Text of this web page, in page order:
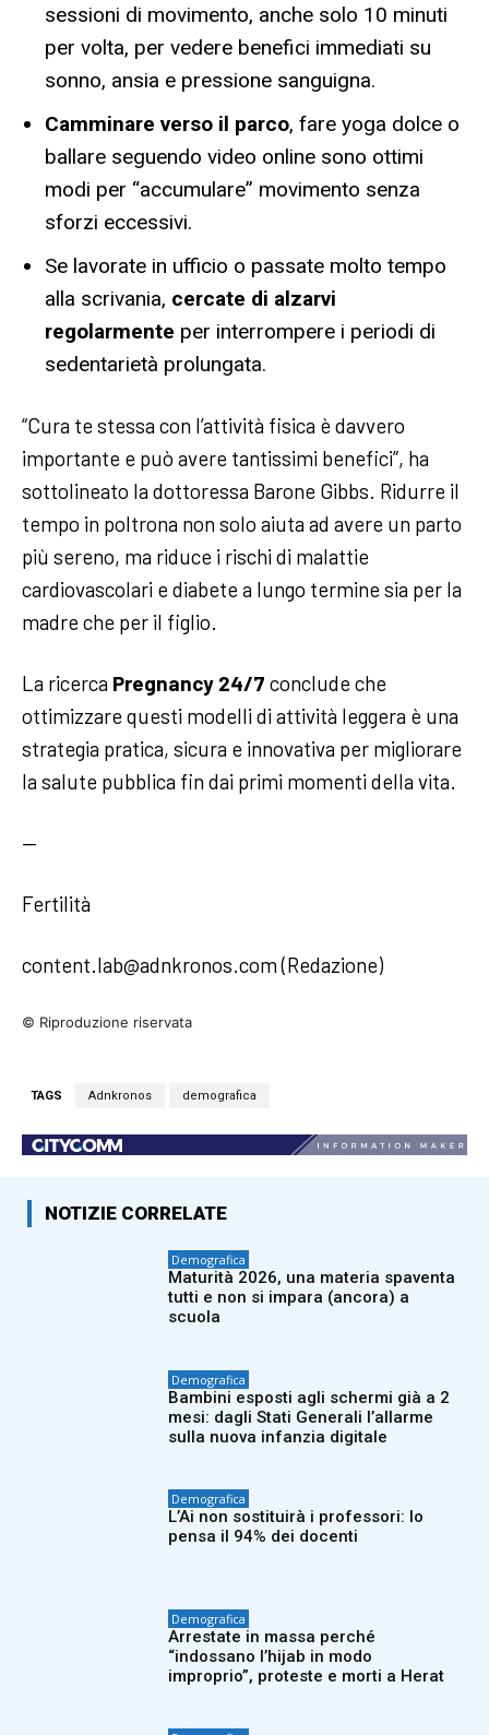
sessioni di movimento, anche solo 10 minuti
per volta, per vedere benefici immediati su
sonno, ansia e pressione sanguigna.
Camminare verso il parco, fare yoga dolce o
ballare seguendo video online sono ottimi
modi per “accumulare” movimento senza
sforzi eccessivi.
Se lavorate in ufficio o passate molto tempo
alla scrivania, cercate di alzarvi
regolarmente per interrompere i periodi di
sedentarietà prolungata.
“Cura te stessa con l’attività fisica è davvero
importante e può avere tantissimi benefici”, ha
sottolineato la dottoressa Barone Gibbs. Ridurre il
tempo in poltrona non solo aiuta ad avere un parto
più sereno, ma riduce i rischi di malattie
cardiovascolari e diabete a lungo termine sia per la
madre che per il figlio.
La ricerca Pregnancy 24/7 conclude che
ottimizzare questi modelli di attività leggera è una
strategia pratica, sicura e innovativa per migliorare
la salute pubblica fin dai primi momenti della vita.
—
Fertilità
content.lab@adnkronos.com (Redazione)
© Riproduzione riservata
TAGS Adnkronos demografica
NOTIZIE CORRELATE
Demografica
Maturità 2026, una materia spaventa
tutti e non si impara (ancora) a
scuola
Demografica
Bambini esposti agli schermi già a 2
mesi: dagli Stati Generali l’allarme
sulla nuova infanzia digitale
Demografica
L’Ai non sostituirà i professori: lo
pensa il 94% dei docenti
Demografica
Arrestate in massa perché
“indossano l’hijab in modo
improprio”, proteste e morti a Herat